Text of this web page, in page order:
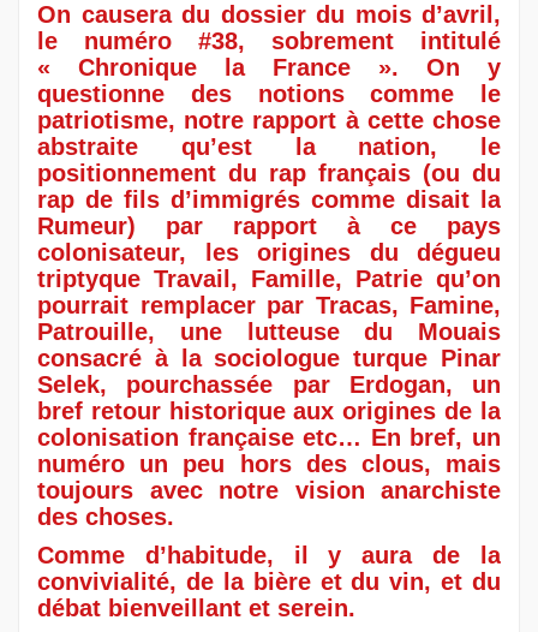
On causera du dossier du mois d’avril,
le numéro #38, sobrement intitulé
« Chronique la France ». On y
questionne des notions comme le
patriotisme, notre rapport à cette chose
abstraite qu’est la nation, le
positionnement du rap français (ou du
rap de fils d’immigrés comme disait la
Rumeur) par rapport à ce pays
colonisateur, les origines du dégueu
triptyque Travail, Famille, Patrie qu’on
pourrait remplacer par Tracas, Famine,
Patrouille, une lutteuse du Mouais
consacré à la sociologue turque Pinar
Selek, pourchassée par Erdogan, un
bref retour historique aux origines de la
colonisation française etc… En bref, un
numéro un peu hors des clous, mais
toujours avec notre vision anarchiste
des choses.
Comme d’habitude, il y aura de la
convivialité, de la bière et du vin, et du
débat bienveillant et serein.